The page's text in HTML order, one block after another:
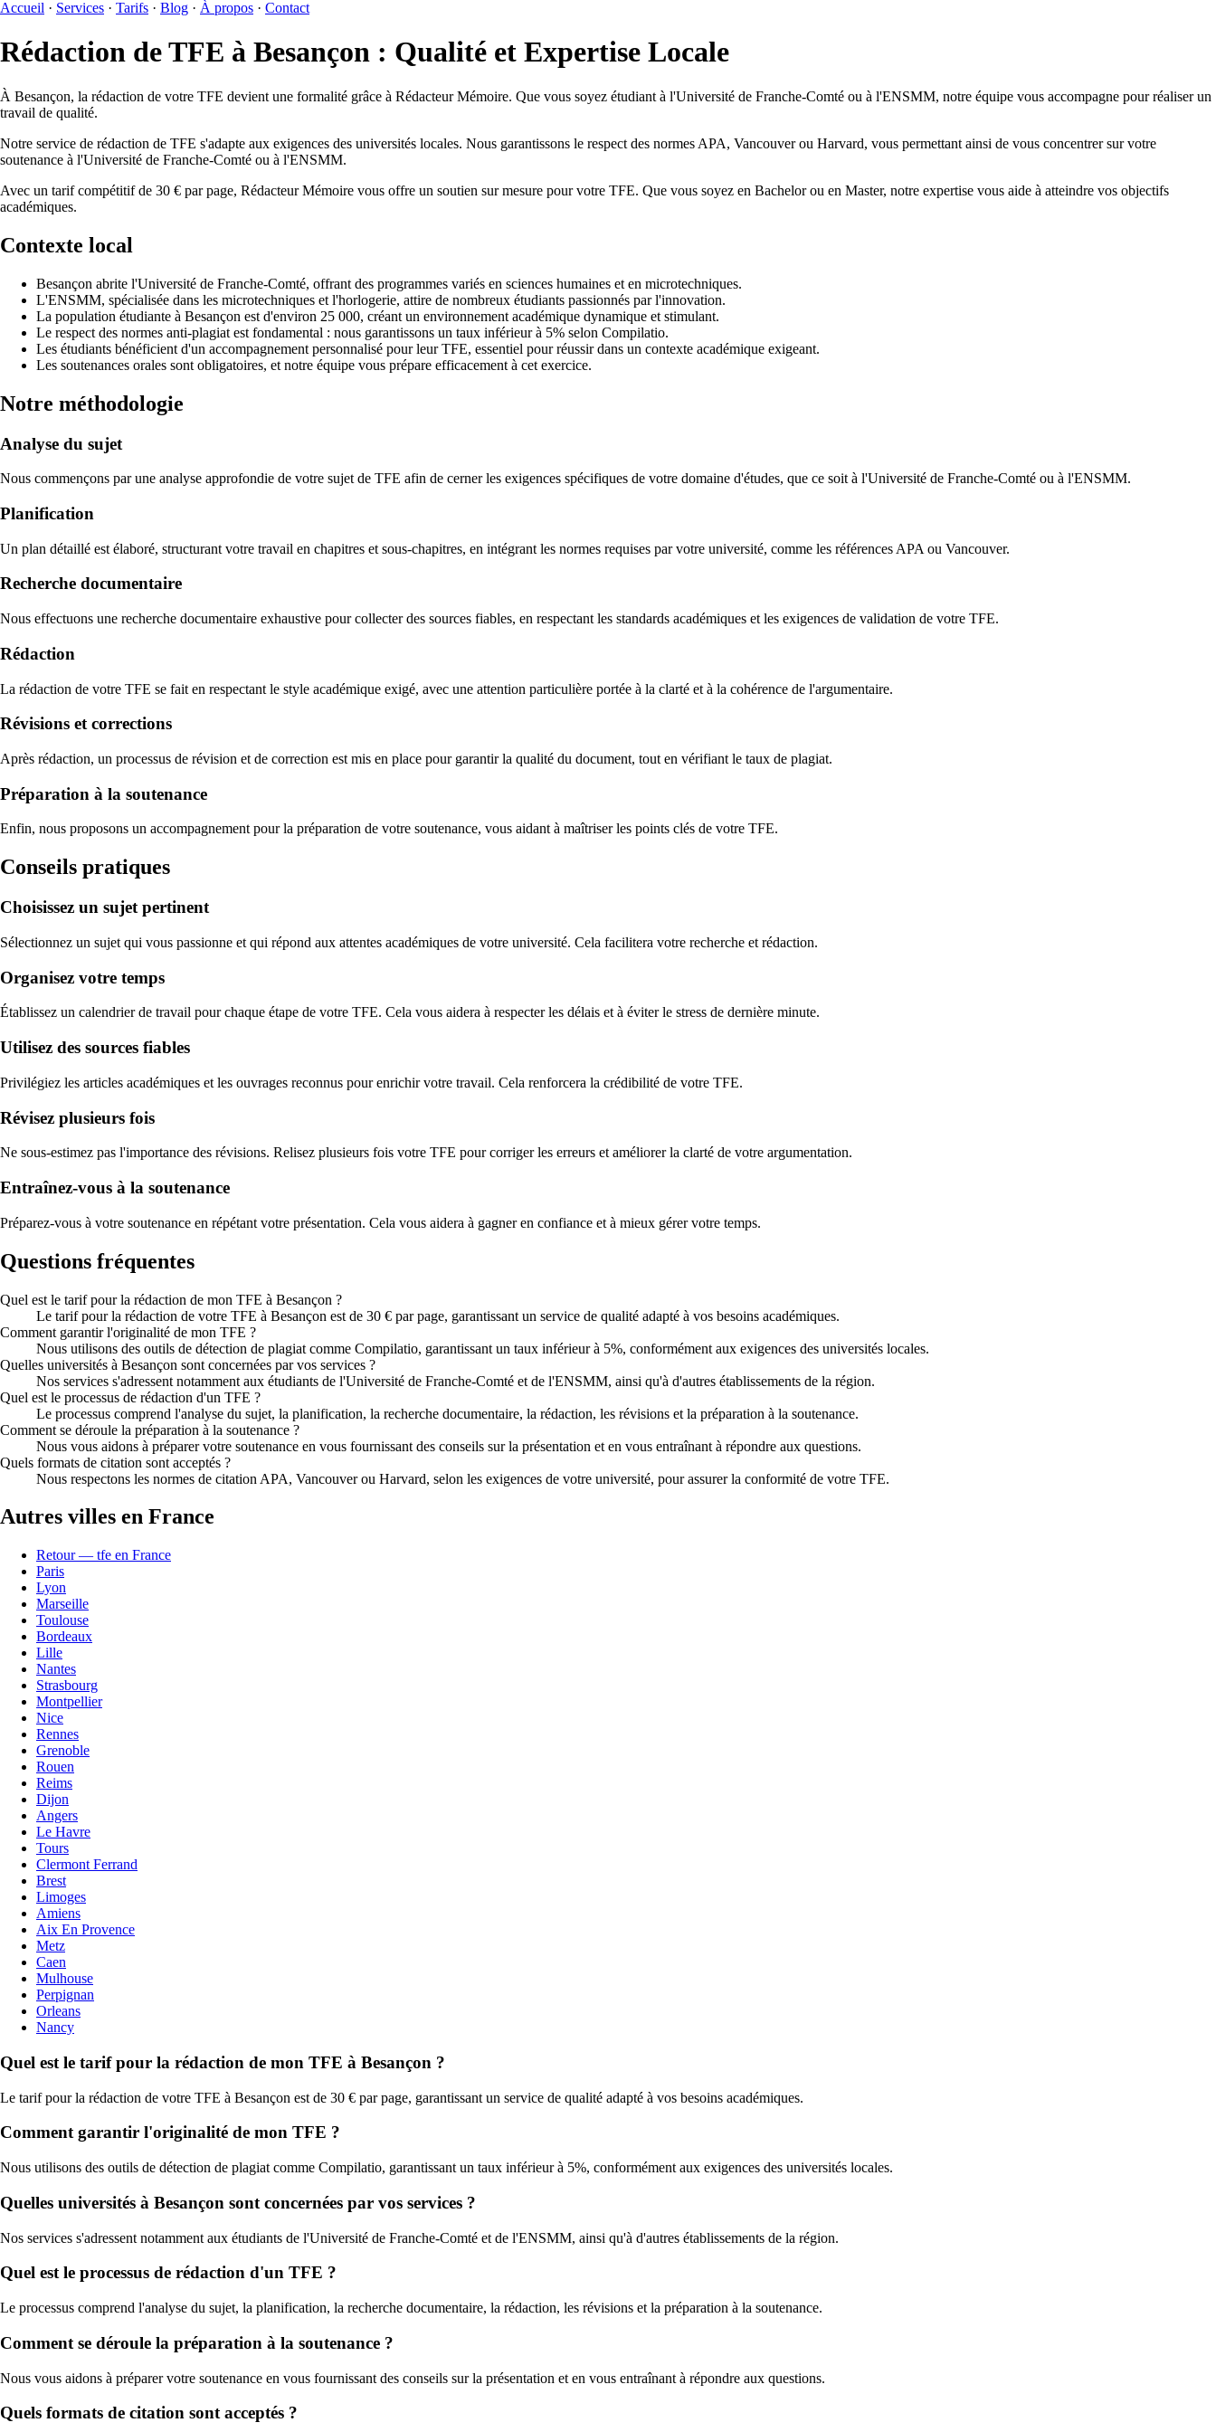
Accueil · Services · Tarifs · Blog · À propos · Contact
Rédaction de TFE à Besançon : Qualité et Expertise Locale
À Besançon, la rédaction de votre TFE devient une formalité grâce à Rédacteur Mémoire. Que vous soyez étudiant à l'Université de Franche-Comté ou à l'ENSMM, notre équipe vous accompagne pour réaliser un
travail de qualité.
Notre service de rédaction de TFE s'adapte aux exigences des universités locales. Nous garantissons le respect des normes APA, Vancouver ou Harvard, vous permettant ainsi de vous concentrer sur votre
soutenance à l'Université de Franche-Comté ou à l'ENSMM.
Avec un tarif compétitif de 30 € par page, Rédacteur Mémoire vous offre un soutien sur mesure pour votre TFE. Que vous soyez en Bachelor ou en Master, notre expertise vous aide à atteindre vos objectifs
académiques.
Contexte local
Besançon abrite l'Université de Franche-Comté, offrant des programmes variés en sciences humaines et en microtechniques.
L'ENSMM, spécialisée dans les microtechniques et l'horlogerie, attire de nombreux étudiants passionnés par l'innovation.
La population étudiante à Besançon est d'environ 25 000, créant un environnement académique dynamique et stimulant.
Le respect des normes anti-plagiat est fondamental : nous garantissons un taux inférieur à 5% selon Compilatio.
Les étudiants bénéficient d'un accompagnement personnalisé pour leur TFE, essentiel pour réussir dans un contexte académique exigeant.
Les soutenances orales sont obligatoires, et notre équipe vous prépare efficacement à cet exercice.
Notre méthodologie
Analyse du sujet
Nous commençons par une analyse approfondie de votre sujet de TFE afin de cerner les exigences spécifiques de votre domaine d'études, que ce soit à l'Université de Franche-Comté ou à l'ENSMM.
Planification
Un plan détaillé est élaboré, structurant votre travail en chapitres et sous-chapitres, en intégrant les normes requises par votre université, comme les références APA ou Vancouver.
Recherche documentaire
Nous effectuons une recherche documentaire exhaustive pour collecter des sources fiables, en respectant les standards académiques et les exigences de validation de votre TFE.
Rédaction
La rédaction de votre TFE se fait en respectant le style académique exigé, avec une attention particulière portée à la clarté et à la cohérence de l'argumentaire.
Révisions et corrections
Après rédaction, un processus de révision et de correction est mis en place pour garantir la qualité du document, tout en vérifiant le taux de plagiat.
Préparation à la soutenance
Enfin, nous proposons un accompagnement pour la préparation de votre soutenance, vous aidant à maîtriser les points clés de votre TFE.
Conseils pratiques
Choisissez un sujet pertinent
Sélectionnez un sujet qui vous passionne et qui répond aux attentes académiques de votre université. Cela facilitera votre recherche et rédaction.
Organisez votre temps
Établissez un calendrier de travail pour chaque étape de votre TFE. Cela vous aidera à respecter les délais et à éviter le stress de dernière minute.
Utilisez des sources fiables
Privilégiez les articles académiques et les ouvrages reconnus pour enrichir votre travail. Cela renforcera la crédibilité de votre TFE.
Révisez plusieurs fois
Ne sous-estimez pas l'importance des révisions. Relisez plusieurs fois votre TFE pour corriger les erreurs et améliorer la clarté de votre argumentation.
Entraînez-vous à la soutenance
Préparez-vous à votre soutenance en répétant votre présentation. Cela vous aidera à gagner en confiance et à mieux gérer votre temps.
Questions fréquentes
Quel est le tarif pour la rédaction de mon TFE à Besançon ?
Le tarif pour la rédaction de votre TFE à Besançon est de 30 € par page, garantissant un service de qualité adapté à vos besoins académiques.
Comment garantir l'originalité de mon TFE ?
Nous utilisons des outils de détection de plagiat comme Compilatio, garantissant un taux inférieur à 5%, conformément aux exigences des universités locales.
Quelles universités à Besançon sont concernées par vos services ?
Nos services s'adressent notamment aux étudiants de l'Université de Franche-Comté et de l'ENSMM, ainsi qu'à d'autres établissements de la région.
Quel est le processus de rédaction d'un TFE ?
Le processus comprend l'analyse du sujet, la planification, la recherche documentaire, la rédaction, les révisions et la préparation à la soutenance.
Comment se déroule la préparation à la soutenance ?
Nous vous aidons à préparer votre soutenance en vous fournissant des conseils sur la présentation et en vous entraînant à répondre aux questions.
Quels formats de citation sont acceptés ?
Nous respectons les normes de citation APA, Vancouver ou Harvard, selon les exigences de votre université, pour assurer la conformité de votre TFE.
Autres villes en France
Retour — tfe en France
Paris
Lyon
Marseille
Toulouse
Bordeaux
Lille
Nantes
Strasbourg
Montpellier
Nice
Rennes
Grenoble
Rouen
Reims
Dijon
Angers
Le Havre
Tours
Clermont Ferrand
Brest
Limoges
Amiens
Aix En Provence
Metz
Caen
Mulhouse
Perpignan
Orleans
Nancy
Quel est le tarif pour la rédaction de mon TFE à Besançon ?
Le tarif pour la rédaction de votre TFE à Besançon est de 30 € par page, garantissant un service de qualité adapté à vos besoins académiques.
Comment garantir l'originalité de mon TFE ?
Nous utilisons des outils de détection de plagiat comme Compilatio, garantissant un taux inférieur à 5%, conformément aux exigences des universités locales.
Quelles universités à Besançon sont concernées par vos services ?
Nos services s'adressent notamment aux étudiants de l'Université de Franche-Comté et de l'ENSMM, ainsi qu'à d'autres établissements de la région.
Quel est le processus de rédaction d'un TFE ?
Le processus comprend l'analyse du sujet, la planification, la recherche documentaire, la rédaction, les révisions et la préparation à la soutenance.
Comment se déroule la préparation à la soutenance ?
Nous vous aidons à préparer votre soutenance en vous fournissant des conseils sur la présentation et en vous entraînant à répondre aux questions.
Quels formats de citation sont acceptés ?